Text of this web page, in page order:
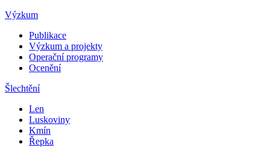
Výzkum
Publikace
Výzkum a projekty
Operační programy
Ocenění
Šlechtění
Len
Luskoviny
Kmín
Řepka